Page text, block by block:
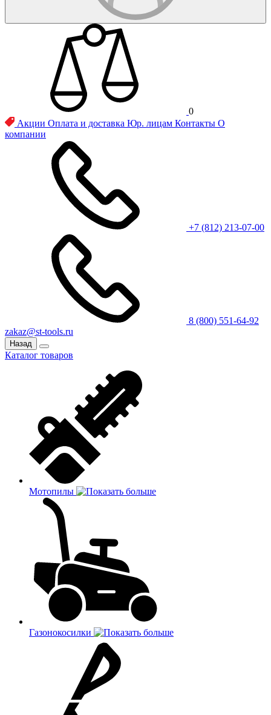
0
Акции Оплата и доставка Юр. лицам Контакты О
компании
+7 (812) 213-07-00
8 (800) 551-64-92
zakaz@st-tools.ru
Назад
Каталог товаров
Мотопилы
Газонокосилки